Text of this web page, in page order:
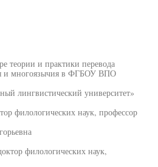
теории и практики перевода
и многоязычия в ФГБОУ ВПО
лингвистический университет»
филологических наук, профессор
филологических наук,